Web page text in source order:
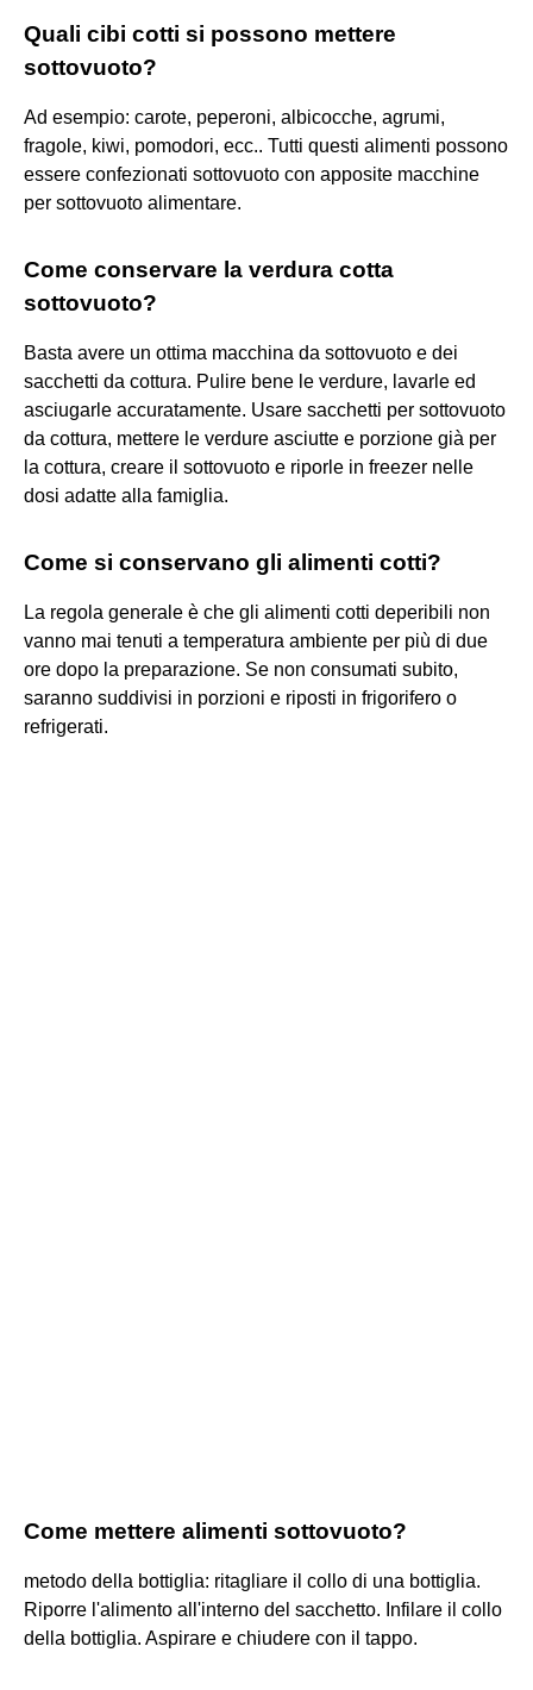
Quali cibi cotti si possono mettere
sottovuoto?
Ad esempio: carote, peperoni, albicocche, agrumi,
fragole, kiwi, pomodori, ecc.. Tutti questi alimenti possono
essere confezionati sottovuoto con apposite macchine
per sottovuoto alimentare.
Come conservare la verdura cotta
sottovuoto?
Basta avere un ottima macchina da sottovuoto e dei
sacchetti da cottura. Pulire bene le verdure, lavarle ed
asciugarle accuratamente. Usare sacchetti per sottovuoto
da cottura, mettere le verdure asciutte e porzione già per
la cottura, creare il sottovuoto e riporle in freezer nelle
dosi adatte alla famiglia.
Come si conservano gli alimenti cotti?
La regola generale è che gli alimenti cotti deperibili non
vanno mai tenuti a temperatura ambiente per più di due
ore dopo la preparazione. Se non consumati subito,
saranno suddivisi in porzioni e riposti in frigorifero o
refrigerati.
Come mettere alimenti sottovuoto?
metodo della bottiglia: ritagliare il collo di una bottiglia.
Riporre l'alimento all'interno del sacchetto. Infilare il collo
della bottiglia. Aspirare e chiudere con il tappo.